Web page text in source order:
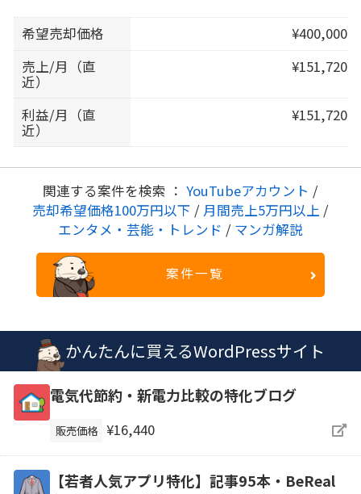
希望売却価格
¥400,000
売上/月（直
近）
¥151,720
利益/月（直
近）
¥151,720
関連する案件を検索 ： YouTubeアカウント /
売却希望価格100万円以下 / 月間売上5万円以上 /
エンタメ・芸能・トレンド / マンガ解説
案件一覧
かんたんに買えるWordPressサイト
電気代節約・新電力比較の特化ブログ
販売価格 ¥16,440
【若者人気アプリ特化】記事95本・BeReal